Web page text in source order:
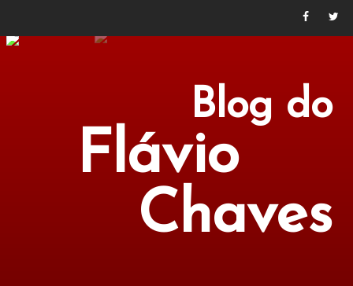
Blog do
Flávio
Chaves